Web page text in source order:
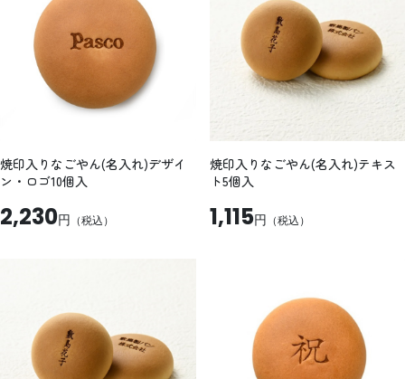
焼印入りなごやん(名入れ)デザイ
ン・ロゴ10個入
2,230円 （税込）
焼印入りなごやん(名入れ)テキス
ト5個入
1,115円 （税込）